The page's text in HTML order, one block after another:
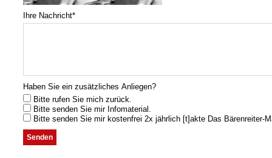
Ihre Nachricht*
Haben Sie ein zusätzliches Anliegen?
Bitte rufen Sie mich zurück.
Bitte senden Sie mir Infomaterial.
Bitte senden Sie mir kostenfrei 2x jährlich [t]akte Das Bärenreiter-